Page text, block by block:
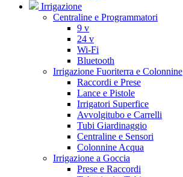
Irrigazione
Centraline e Programmatori
9 v
24 v
Wi-Fi
Bluetooth
Irrigazione Fuoriterra e Colonnine
Raccordi e Prese
Lance e Pistole
Irrigatori Superfice
Avvolgitubo e Carrelli
Tubi Giardinaggio
Centraline e Sensori
Colonnine Acqua
Irrigazione a Goccia
Prese e Raccordi